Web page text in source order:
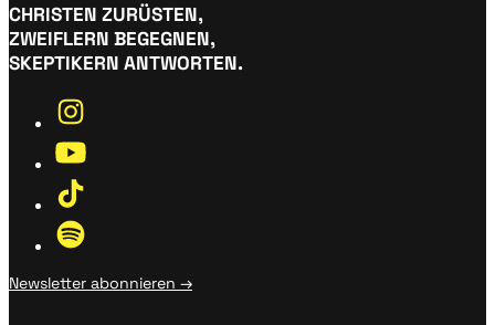
CHRISTEN ZURÜSTEN,
ZWEIFLERN BEGEGNEN,
SKEPTIKERN ANTWORTEN.
Newsletter abonnieren →